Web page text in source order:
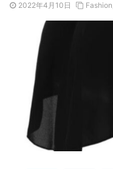
2022年4月10日 Fashion